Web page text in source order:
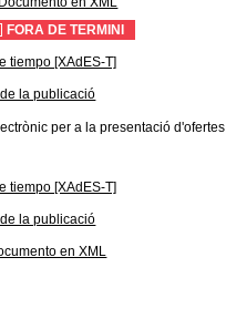
FORA DE TERMINI
tiempo [XAdES-T]
la publicació
per a la presentació d'ofertes
tiempo [XAdES-T]
la publicació
en XML